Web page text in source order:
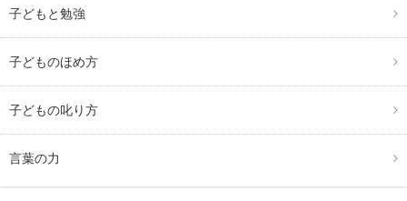
子どもと勉強
子どものほめ方
子どもの叱り方
言葉の力